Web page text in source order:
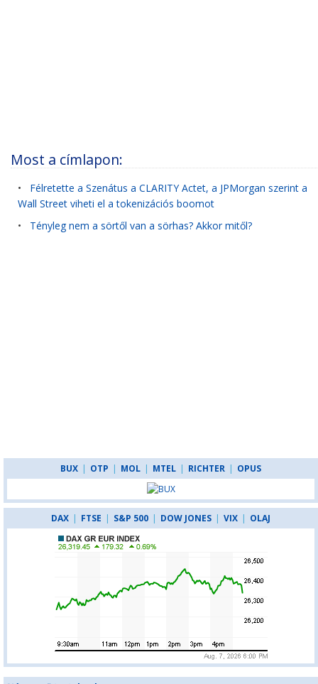
Most a címlapon:
• Félretette a Szenátus a CLARITY Actet, a JPMorgan szerint a
Wall Street viheti el a tokenizációs boomot
• Tényleg nem a sörtől van a sörhas? Akkor mitől?
BUX | OTP | MOL | MTEL | RICHTER | OPUS
DAX | FTSE | S&P 500 | DOW JONES | VIX | OLAJ